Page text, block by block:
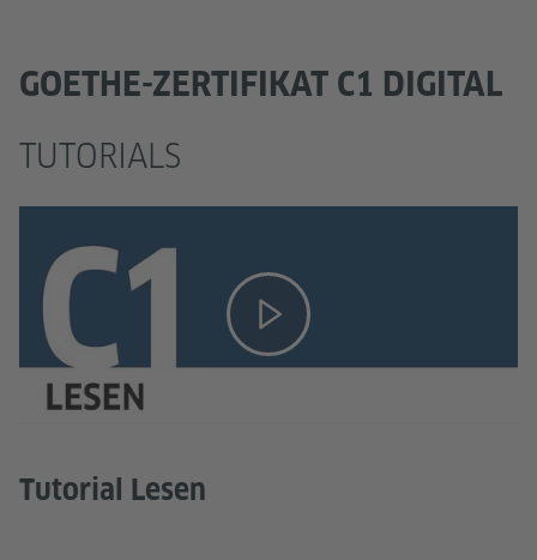
GOETHE-ZERTIFIKAT C1 DIGITAL
TUTORIALS
Tutorial Lesen